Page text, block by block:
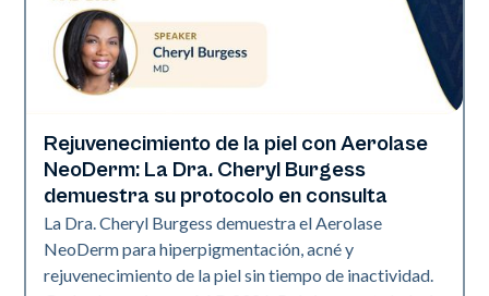
Neo Elite | Presentaciones
Rejuvenecimiento de la piel con Aerolase
NeoDerm: La Dra. Cheryl Burgess
demuestra su protocolo en consulta
La Dra. Cheryl Burgess demuestra el Aerolase
NeoDerm para hiperpigmentación, acné y
rejuvenecimiento de la piel sin tiempo de inactividad.